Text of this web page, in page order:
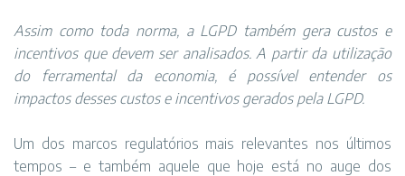
Assim como toda norma, a LGPD também gera custos e
incentivos que devem ser analisados. A partir da utilização
do ferramental da economia, é possível entender os
impactos desses custos e incentivos gerados pela LGPD.
Um dos marcos regulatórios mais relevantes nos últimos
tempos – e também aquele que hoje está no auge dos